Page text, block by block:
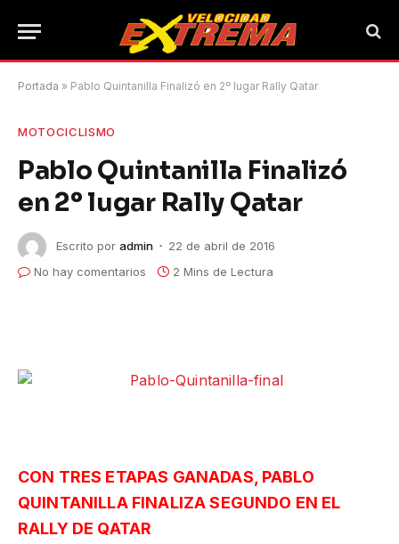
Portada » Pablo Quintanilla Finalizó en 2º lugar Rally Qatar
MOTOCICLISMO
Pablo Quintanilla Finalizó
en 2º lugar Rally Qatar
Escrito por admin
22 de abril de 2016
No hay comentarios
2 Mins de Lectura
CON TRES ETAPAS GANADAS, PABLO
QUINTANILLA FINALIZA SEGUNDO EN EL
RALLY DE QATAR